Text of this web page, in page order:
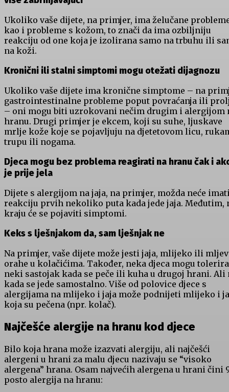
Ukoliko vaše dijete, na primjer, ima želučane
kao i probleme s kožom, to znači da ima ozbiljniju
reakciju od one koja je izolirana samo na trbuhu ili
na koži.
Kronični ili stalni simptomi mogu otežati dijagnozu
Ukoliko vaše dijete ima kronične simptome – na
gastrointestinalne probleme poput povraćanja ili
– oni mogu biti uzrokovani nečim drugim i alergijom
hranu. Drugi primjer je ekcem, koji su suhe, ljuskave
mrlje kože koje se pojavljuju na djetetovom licu,
trupu ili nogama.
Djeca mogu bez problema reagirati na hranu čak i
je prije jela
Dijete s alergijom na jaja, na primjer, možda neće
reakciju prvih nekoliko puta kada jede jaja. Međutim,
kraju će se pojaviti simptomi.
Keks s lješnjakom da, sam lješnjak ne
Na primjer, vaše dijete može jesti jaja, mlijeko ili
orahe u kolačićima. Također, neka djeca mogu
neki sastojak kada se peče ili kuha u drugoj hrani. Ali
kada se jede samostalno. Više od polovice djece s
alergijama na mlijeko i jaja može podnijeti mlijeko i
koja su pečena (npr. kolač).
Najčešće alergije na hranu kod djece
Bilo koja hrana može izazvati alergiju, ali najčešći
alergeni u hrani za malu djecu nazivaju se “visoko
alergena” hrana. Osam najvećih alergena u hrani čini
posto alergija na hranu: